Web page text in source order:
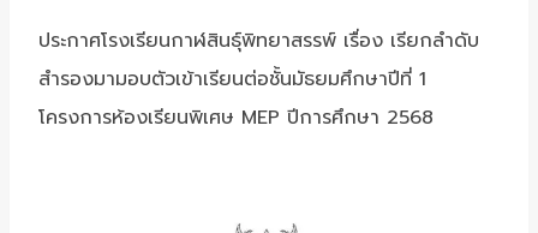
ประกาศโรงเรียนกาฬสินธุ์พิทยาสรรพ์ เรื่อง เรียกลำดับ
สำรองมามอบตัวเข้าเรียนต่อชั้นมัธยมศึกษาปีที่ 1
โครงการห้องเรียนพิเศษ MEP ปีการศึกษา 2568